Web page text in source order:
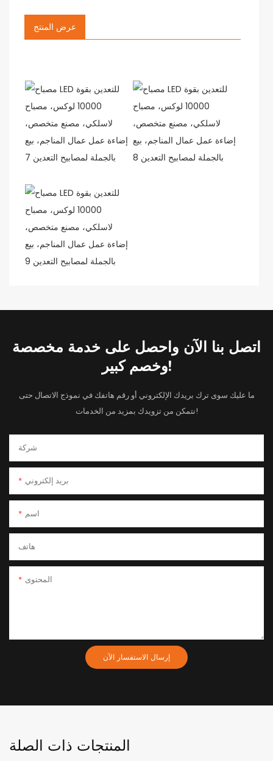
عرض المنتج
اتصل بنا الآن واحصل على خدمة مخصصة
وخصم كبير!
ما عليك سوى ترك بريدك الإلكتروني أو رقم هاتفك في نموذج الاتصال حتى
نتمكن من تزويدك بمزيد من الخدمات!
شركة
بريد إلكتروني
اسم
هاتف
المحتوى
إرسال الاستفسار الآن
المنتجات ذات الصلة